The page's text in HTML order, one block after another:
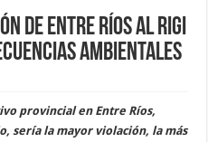
de Entre Ríos al Rigi
ambientales
provincial en Entre Ríos,
sería la mayor violación, la más